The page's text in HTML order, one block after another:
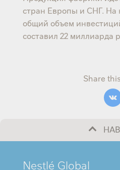
стран Европы и СНГ. На
общий объем
составил 22 миллиарда
Share
FOOTER
Nestlé Global